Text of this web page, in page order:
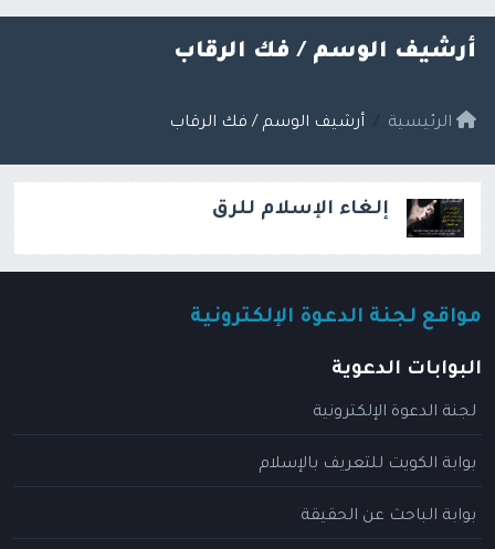
أرشيف الوسم / فك الرقاب
الرئيسية أرشيف الوسم / فك الرقاب
إلغاء الإسلام للرق
مواقع لجنة الدعوة الإلكترونية
البوابات الدعوية
لجنة الدعوة الإلكترونية
بوابة الكويت للتعريف بالإسلام
بوابة الباحث عن الحقيقة